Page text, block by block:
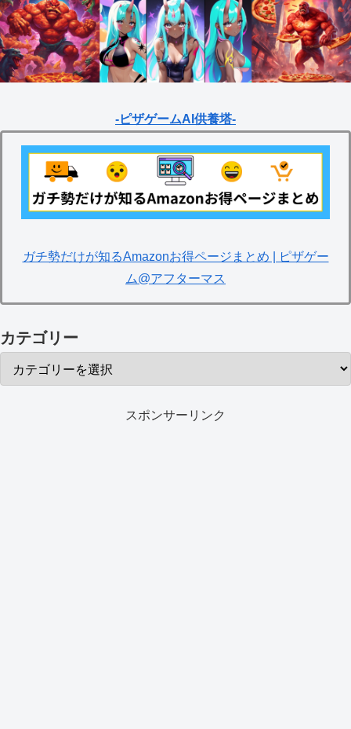
-ピザゲームAI供養塔-
ガチ勢だけが知るAmazonお得ページまとめ | ピザゲー
ム@アフターマス
カテゴリー
スポンサーリンク